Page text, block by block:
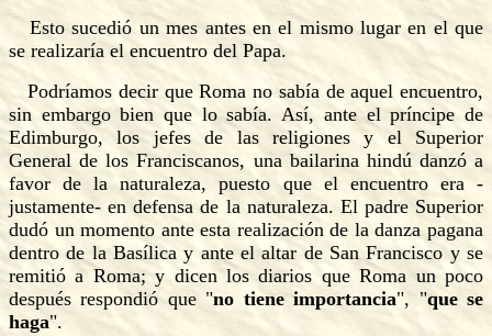
Esto sucedió un mes antes en el mismo lugar en el que
se realizaría el encuentro del Papa.
Podríamos decir que Roma no sabía de aquel encuentro,
sin embargo bien que lo sabía. Así, ante el príncipe de
Edimburgo, los jefes de las religiones y el Superior
General de los Franciscanos, una bailarina hindú danzó a
favor de la naturaleza, puesto que el encuentro era -
justamente- en defensa de la naturaleza. El padre Superior
dudó un momento ante esta realización de la danza pagana
dentro de la Basílica y ante el altar de San Francisco y se
remitió a Roma; y dicen los diarios que Roma un poco
después respondió que "no tiene importancia", "que se
haga".